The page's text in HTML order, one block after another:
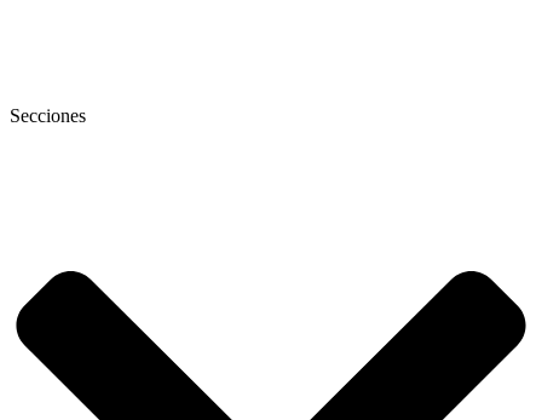
Secciones